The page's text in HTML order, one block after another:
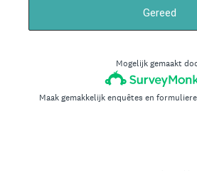
Gereed
Mogelijk gemaakt
Maak gemakkelijk enquêtes en